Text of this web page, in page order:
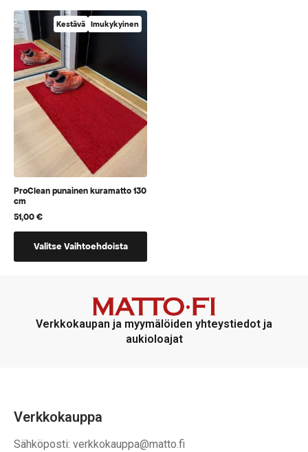
Kestävä Imukykyinen
ProClean punainen kuramatto 130
cm
51,00€
Valitse Vaihtoehdoista
tuotteella
voidaan
Verkkokaupan ja myymälöiden yhteystiedot ja
aukioloajat
Verkkokauppa
Sähköposti: verkkokauppa@matto.fi